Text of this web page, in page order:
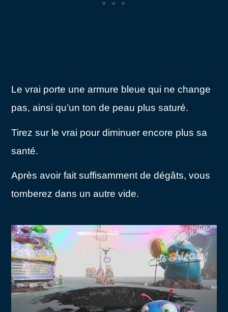
Le vrai porte une armure bleue qui ne change
pas, ainsi qu’un ton de peau plus saturé.
Tirez sur le vrai pour diminuer encore plus sa
santé.
Après avoir fait suffisamment de dégâts, vous
tomberez dans un autre vide.